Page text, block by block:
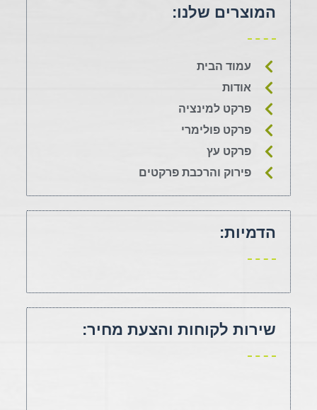
המוצרים שלנו:
עמוד הבית
אודות
פרקט למינציה
פרקט פולימרי
פרקט עץ
פירוק והרכבת פרקטים
הדמיות:
שירות לקוחות והצעת מחיר: